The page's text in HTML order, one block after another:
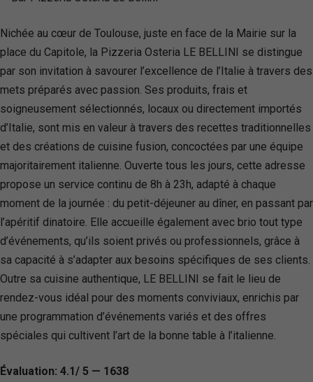
Nichée au cœur de Toulouse, juste en face de la Mairie sur la
place du Capitole, la Pizzeria Osteria LE BELLINI se distingue
par son invitation à savourer l’excellence de l’Italie à travers des
mets préparés avec passion. Ses produits, frais et
soigneusement sélectionnés, locaux ou directement importés
d’Italie, sont mis en valeur à travers des recettes traditionnelles
et des créations de cuisine fusion, concoctées par une équipe
majoritairement italienne. Ouverte tous les jours, cette adresse
propose un service continu de 8h à 23h, adapté à chaque
moment de la journée : du petit-déjeuner au dîner, en passant par
l’apéritif dinatoire. Elle accueille également avec brio tout type
d’événements, qu’ils soient privés ou professionnels, grâce à
sa capacité à s’adapter aux besoins spécifiques de ses clients.
Outre sa cuisine authentique, LE BELLINI se fait le lieu de
rendez-vous idéal pour des moments conviviaux, enrichis par
une programmation d’événements variés et des offres
spéciales qui cultivent l’art de la bonne table à l’italienne.
Évaluation: 4.1/ 5 — 1638